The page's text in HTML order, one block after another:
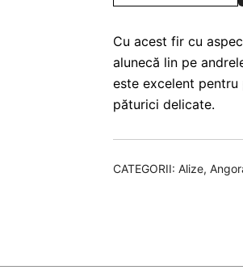
Angora
Batik
1986
Cu acest fir cu
alunecă lin pe
este excelent pentru
păturici delicate.
CATEGORII: Alize,